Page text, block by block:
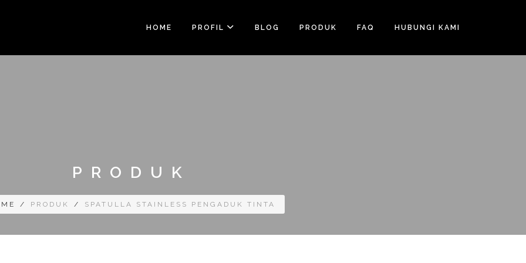
HOME PROFIL BLOG PRODUK FAQ HUBUNGI KAMI
PRODUK
/ PRODUK / SPATULLA STAINLESS PENGADUK TINTA